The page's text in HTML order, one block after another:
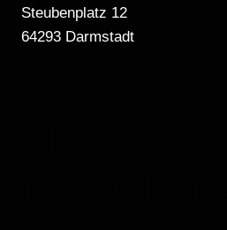
Steubenplatz 12
64293 Darmstadt